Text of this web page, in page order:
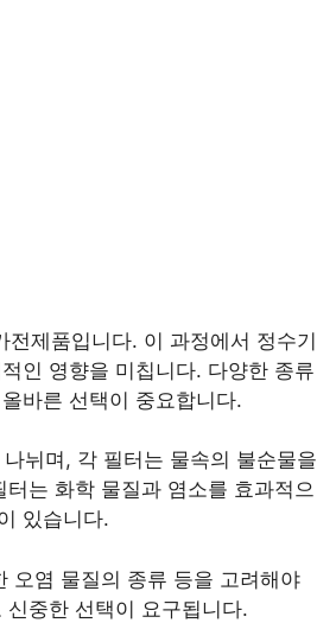
제품입니다. 이 과정에서 정수기
인 영향을 미칩니다. 다양한 종류
바른 선택이 중요합니다.
뉘며, 각 필터는 물속의 불순물을
는 화학 물질과 염소를 효과적으
있습니다.
오염 물질의 종류 등을 고려해야
중한 선택이 요구됩니다.